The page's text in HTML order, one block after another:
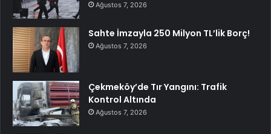
Ağustos 7, 2026
Sahte İmzayla 250 Milyon TL’lik Borç!
Ağustos 7, 2026
Çekmeköy’de Tır Yangını: Trafik
Kontrol Altında
Ağustos 7, 2026